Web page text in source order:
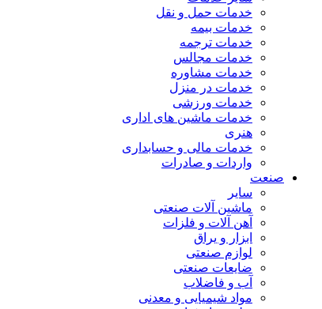
خدمات حمل و نقل
خدمات بیمه
خدمات ترجمه
خدمات مجالس
خدمات مشاوره
خدمات در منزل
خدمات ورزشی
خدمات ماشین های اداری
هنری
خدمات مالی و حسابداری
واردات و صادرات
صنعت
سایر
ماشین آلات صنعتی
آهن آلات و فلزات
ابزار و یراق
لوازم صنعتی
ضایعات صنعتی
آب و فاضلاب
مواد شیمیایی و معدنی